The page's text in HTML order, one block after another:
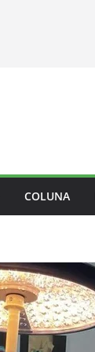
COLUNA